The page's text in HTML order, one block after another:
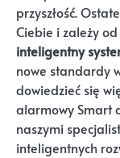
przyszłość.
Ciebie i zależy
inteligentny
nowe standardy
dowiedzieć się
alarmowy Smart
naszymi
inteligentnych